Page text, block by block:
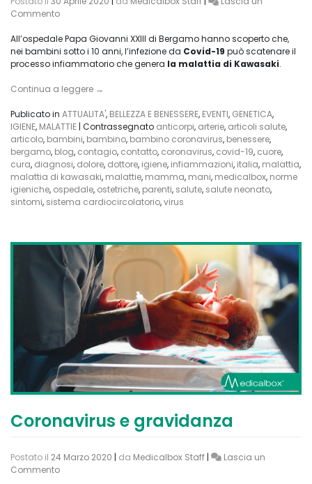
Commentoon
la
malattia
di
è
al
Coronavirus?
All’ospedale Papa Giovanni XXIII di Bergamo hanno scoperto che,
nei bambini sotto i 10 anni, l’infezione da Covid-19 può scatenare il
processo infiammatorio che genera la malattia di Kawasaki.
Continua a leggere →
Publicato in ATTUALITA', BELLEZZA E BENESSERE, EVENTI, GENETICA,
IGIENE, MALATTIE Contrassegnato anticorpi, arterie, articoli salute,
articolo, bambini, bambino, bambino coronavirus, benessere,
bergamo, blog, contagio, contatto, coronavirus, covid-19, cuore,
cura, diagnosi, dolore, dottore, igiene, infiammazioni, italia, malattia,
malattia di kawasaki, malattie, mamma, mani, medicalbox, norme
igieniche, ospedale, ostetriche, parenti, salute, salute neonato,
sintomi, sistema cardiocircolatorio,virus
Coronavirus e gravidanza
Postato il 24 Marzo 2020 | da Medicalbox Staff |
Lascia un
Commentoon